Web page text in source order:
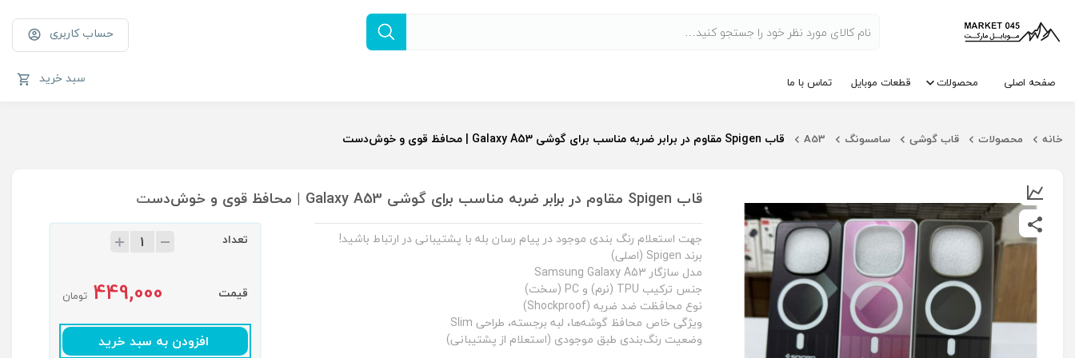
حساب کاربری
صفحه اصلی محصولات قطعات موبایل تماس با ما سبد خرید
خانه محصولات قاب گوشی سامسونگ A53 قاب Spigen مقاوم در برابر ضربه مناسب برای گوشی Galaxy A53 | محافظ قوی و خوش‌دست
قاب Spigen مقاوم در برابر ضربه مناسب برای گوشی Galaxy A53 | محافظ قوی و خوش‌دست
جهت استعلام رنگ بندی موجود در پیام رسان بله با پشتیبانی در ارتباط باشید!
برند Spigen (اصلی)
مدل سازگار Samsung Galaxy A53
جنس ترکیب TPU (نرم) و PC (سخت)
نوع محافظت ضد ضربه (Shockproof)
ویژگی خاص محافظ گوشه‌ها، لبه برجسته، طراحی Slim
وضعیت رنگ‌بندی طبق موجودی (استعلام از پشتیبانی)
تعداد
قیمت 449,000 تومان
افزودن به سبد خرید